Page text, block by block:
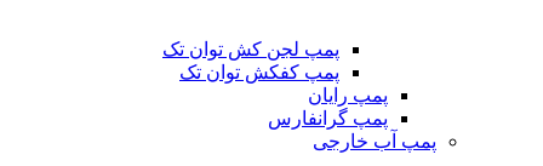
پمپ لجن کش توان تک
پمپ کفکش توان تک
پمپ رایان
پمپ گرانفارس
پمپ آب خارجی